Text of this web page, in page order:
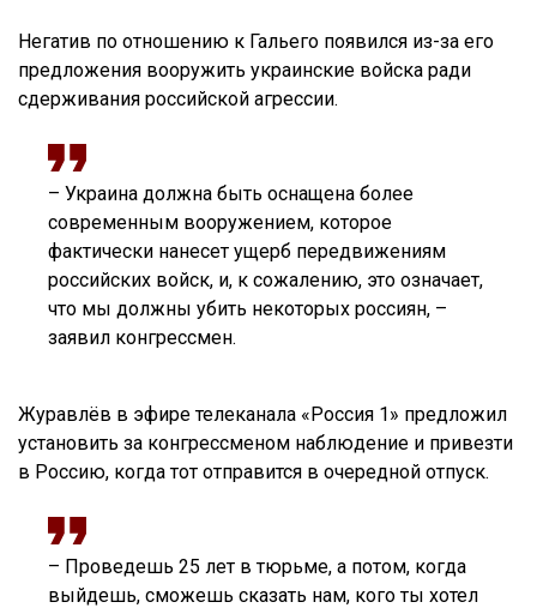
Негатив по отношению к Гальего появился из-за его
предложения вооружить украинские войска ради
сдерживания российской агрессии.
– Украина должна быть оснащена более
современным вооружением, которое
фактически нанесет ущерб передвижениям
российских войск, и, к сожалению, это означает,
что мы должны убить некоторых россиян, –
заявил конгрессмен.
Журавлёв в эфире телеканала «Россия 1» предложил
установить за конгрессменом наблюдение и привезти
в Россию, когда тот отправится в очередной отпуск.
– Проведешь 25 лет в тюрьме, а потом, когда
выйдешь, сможешь сказать нам, кого ты хотел